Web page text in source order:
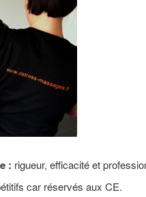
: rigueur, efficacité et
car réservés aux CE.